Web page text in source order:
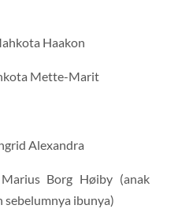
Haakon
Mette-Marit
Alexandra
Borg Høiby (anak
sebelumnya ibunya)